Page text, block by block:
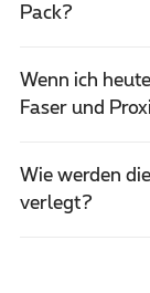
Pack?
Wenn ich
Faser und
Wie werden
verlegt?